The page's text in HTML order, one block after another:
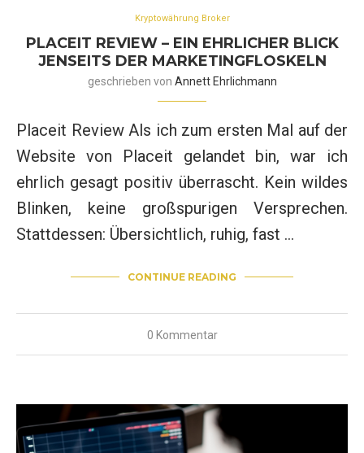
Kryptowährung Broker
PLACEIT REVIEW – EIN EHRLICHER BLICK
JENSEITS DER MARKETINGFLOSKELN
geschrieben von Annett Ehrlichmann
Placeit Review Als ich zum ersten Mal auf der
Website von Placeit gelandet bin, war ich
ehrlich gesagt positiv überrascht. Kein wildes
Blinken, keine großspurigen Versprechen.
Stattdessen: Übersichtlich, ruhig, fast …
CONTINUE READING
0 Kommentar